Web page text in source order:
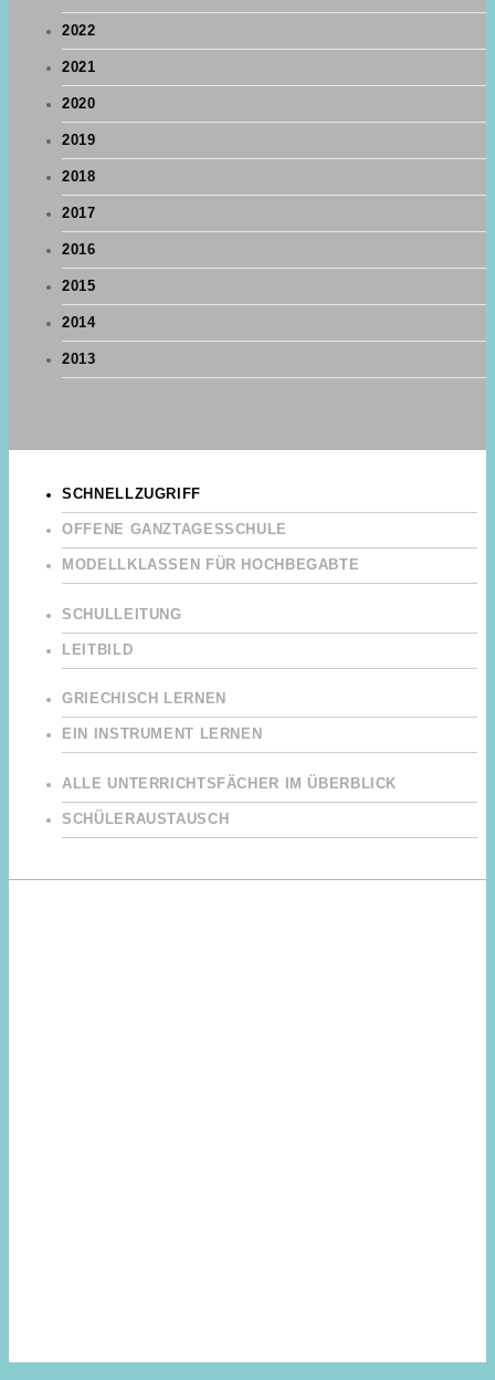
2022
2021
2020
2019
2018
2017
2016
2015
2014
2013
SCHNELLZUGRIFF
OFFENE GANZTAGESSCHULE
MODELLKLASSEN FÜR HOCHBEGABTE
SCHULLEITUNG
LEITBILD
GRIECHISCH LERNEN
EIN INSTRUMENT LERNEN
ALLE UNTERRICHTSFÄCHER IM ÜBERBLICK
SCHÜLERAUSTAUSCH